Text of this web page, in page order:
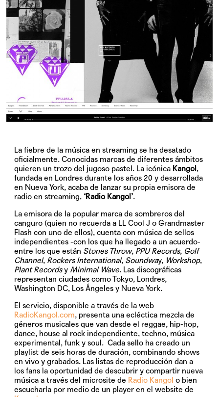
La fiebre de la música en streaming se ha desatado
oficialmente. Conocidas marcas de diferentes ámbitos
quieren un trozo del jugoso pastel. La icónica Kangol,
fundada en Londres durante los años 20 y desarrollada
en Nueva York, acaba de lanzar su propia emisora de
radio en streaming, ‘Radio Kangol’.
La emisora de la popular marca de sombreros del
canguro (quien no recuerda a LL Cool J o Grandmaster
Flash con uno de ellos), cuenta con música de sellos
independientes -con los que ha llegado a un acuerdo-
entre los que están Stones Throw, PPU Records, Golf
Channel, Rockers International, Soundway, Workshop,
Plant Recordsy Minimal Wave. Las discográficas
representan ciudades como Tokyo, Londres,
Washington DC, Los Ángeles y Nueva York.
El servicio, disponible a través de la web
RadioKangol.com, presenta una ecléctica mezcla de
géneros musicales que van desde el reggae, hip-hop,
dance, house al rock independiente, techno, música
experimental, funk y soul. Cada sello ha creado un
playlist de seis horas de duración, combinando shows
en vivo y grabados. Las listas de reproducción dan a
los fans la oportunidad de descubrir y compartir nueva
música a través del microsite de Radio Kangol o bien
escucharla por medio de un player en el website de